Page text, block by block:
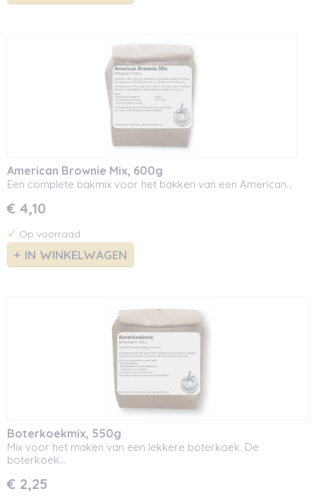
American Brownie Mix, 600g
Een complete bakmix voor het bakken van een American…
€ 4,10
✓ Op voorraad
IN WINKELWAGEN
Boterkoekmix, 550g
Mix voor het maken van een lekkere boterkoek. De
boterkoek…
€ 2,25